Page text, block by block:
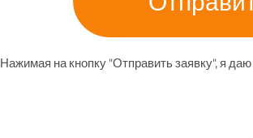
Нажимая на кнопку "Отправить заявку", я даю